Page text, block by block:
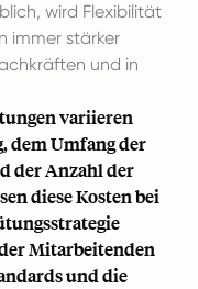
wird Flexibilität
immer stärker
und in
variieren
dem Umfang der
der Anzahl der
diese Kosten bei
Mitarbeitenden
und die